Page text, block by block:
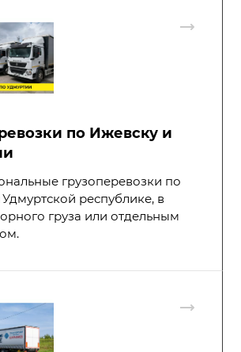
по Ижевску и
грузоперевозки по
республике, в
груза или отдельным